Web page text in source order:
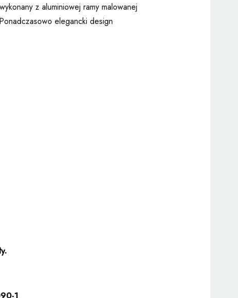
z aluminiowej ramy malowanej
Ponadczasowo elegancki design